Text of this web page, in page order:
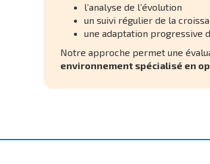
l’analyse de l’évolution
un suivi régulier de la
une adaptation progressive
Notre approche permet une
environnement spécialisé en